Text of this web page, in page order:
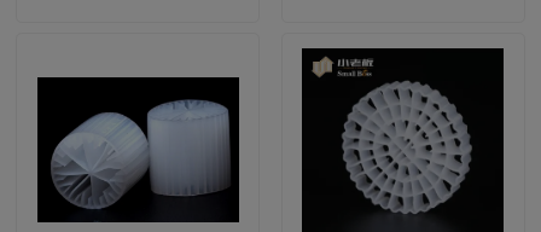
Ongeveer ons
Fabrieksreis